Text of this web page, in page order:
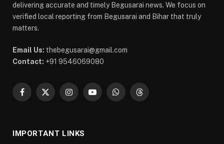
delivering accurate and timely Begusarai news. We focus on
verified local reporting from Begusarai and Bihar that truly
matters.
Email Us: thebegusarai@gmail.com
Contact: +91 9546069080
Facebook
X
InstagramYouTubeWhatsAppThreads
IMPORTANT LINKS